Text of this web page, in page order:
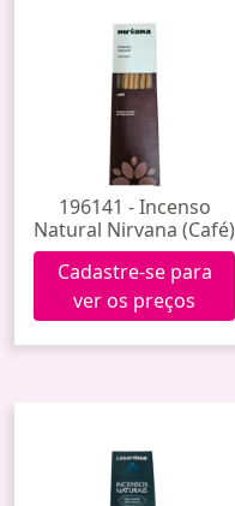
196141 - Incenso
Natural Nirvana (Café)
Cadastre-se para
ver os preços